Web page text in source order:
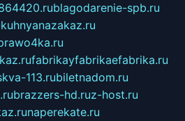
blagodarenie-spb.ru
fabrikayfabrikaefabrika.ru
113.rubiletnadom.ru
brazzers-hd.ruz-host.ru
naperekate.ru